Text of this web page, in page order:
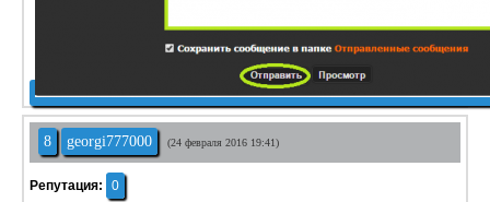
8 georgi777000 (24 февраля 2016 19:41)
Репутация:
0